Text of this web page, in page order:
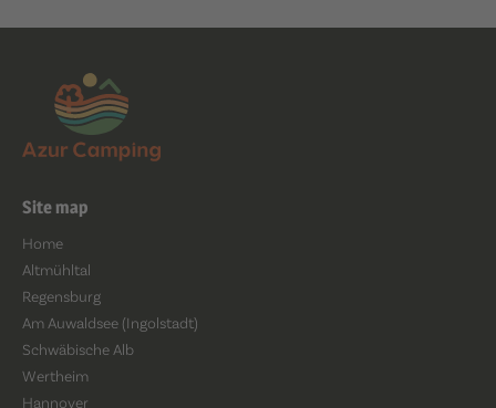
Site map
Home
Altmühltal
Regensburg
Am Auwaldsee (Ingolstadt)
Schwäbische Alb
Wertheim
Hannover